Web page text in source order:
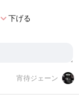
expand_more下げる
宵待ジェーン